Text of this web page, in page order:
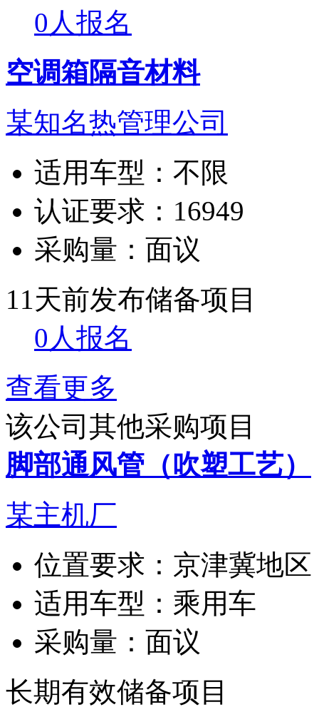
0人报名
空调箱隔音材料
某知名热管理公司
适用车型： 不限
认证要求： 16949
采购量： 面议
11天前发布储备项目
0人报名
查看更多
该公司其他采购项目
脚部通风管（吹塑工艺）
某主机厂
位置要求： 京津冀地
适用车型： 乘用车
采购量： 面议
长期有效储备项目